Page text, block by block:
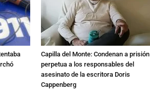
Capilla del Monte: Condenan a prisión
perpetua a los responsables del
asesinato de la escritora Doris
Cappenberg